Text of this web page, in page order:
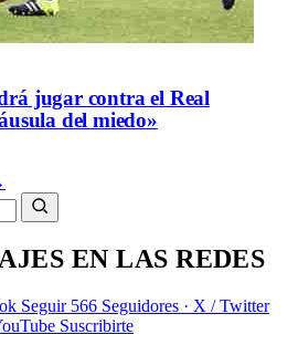
jugar contra el Real
del miedo»
EN LAS REDES
Seguir 566 Seguidores · X / Twitter
Suscribirte